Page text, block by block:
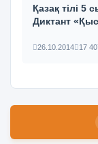
Қазақ тілі
Диктант
26.10.2014 17